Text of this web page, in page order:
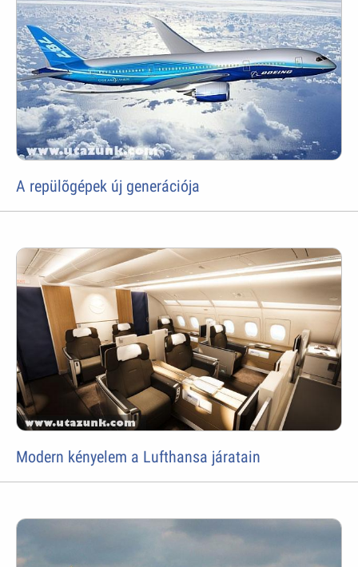
A repülõgépek új generációja
Modern kényelem a Lufthansa járatain